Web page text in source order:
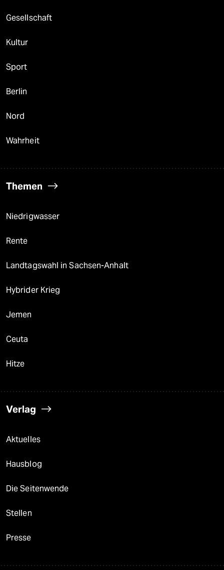
Gesellschaft
Kultur
Sport
Berlin
Nord
Wahrheit
Themen
Niedrigwasser
Rente
Landtagswahl in Sachsen-Anhalt
Hybrider Krieg
Jemen
Ceuta
Hitze
Verlag
Aktuelles
Hausblog
Die Seitenwende
Stellen
Presse